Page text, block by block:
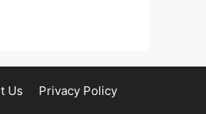
Us Privacy Policy